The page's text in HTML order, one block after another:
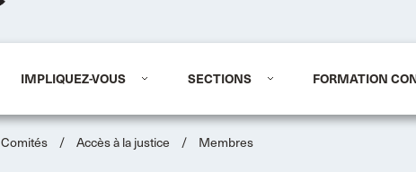
IMPLIQUEZ-VOUS SECTIONS FORMATION
Comités / Accès à la justice / Membres